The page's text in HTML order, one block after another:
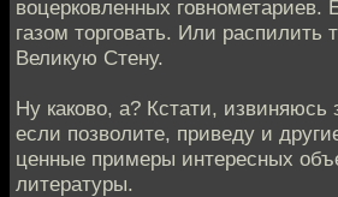
воцерковленных
газом торговать. Или распилить
Великую Стену.
Ну каково, а? Кстати, извиняюсь
если позволите, приведу и
ценные примеры интересных
литературы.